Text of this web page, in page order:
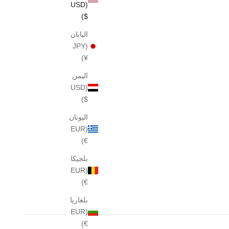
(USD
$)
اليابان
(JPY
¥)
اليمن
(USD
$)
اليونان
(EUR
€)
بلجيكا
(EUR
€)
بلغاريا
(EUR
€)